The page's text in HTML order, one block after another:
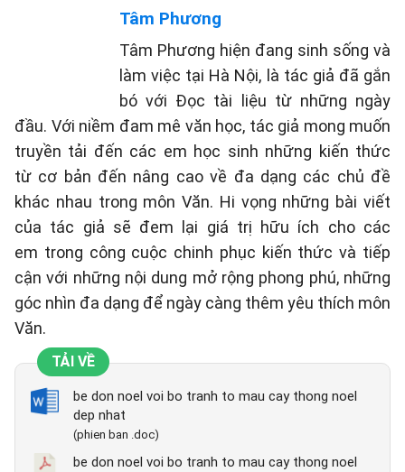
Tâm Phương
Tâm Phương hiện đang sinh sống và
làm việc tại Hà Nội, là tác giả đã gắn
bó với Đọc tài liệu từ những ngày
đầu. Với niềm đam mê văn học, tác giả mong muốn
truyền tải đến các em học sinh những kiến thức
từ cơ bản đến nâng cao về đa dạng các chủ đề
khác nhau trong môn Văn. Hi vọng những bài viết
của tác giả sẽ đem lại giá trị hữu ích cho các
em trong công cuộc chinh phục kiến thức và tiếp
cận với những nội dung mở rộng phong phú, những
góc nhìn đa dạng để ngày càng thêm yêu thích môn
Văn.
TẢI VỀ
be don noel voi bo tranh to mau cay thong noel
dep nhat
(phien ban .doc)
be don noel voi bo tranh to mau cay thong noel